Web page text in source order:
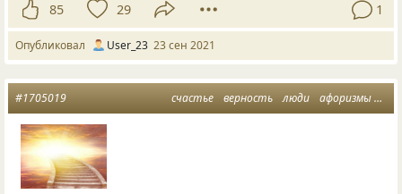
85 29 1
Опубликовал User_23 23 сен 2021
счастье верность люди афоризмы о жизни
#1705019